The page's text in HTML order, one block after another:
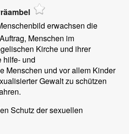
erwachsen die
Menschen im
Kirche und ihrer
hilfe- und
Menschen und vor allem Kinder
Gewalt zu schützen
Schutz der sexuellen